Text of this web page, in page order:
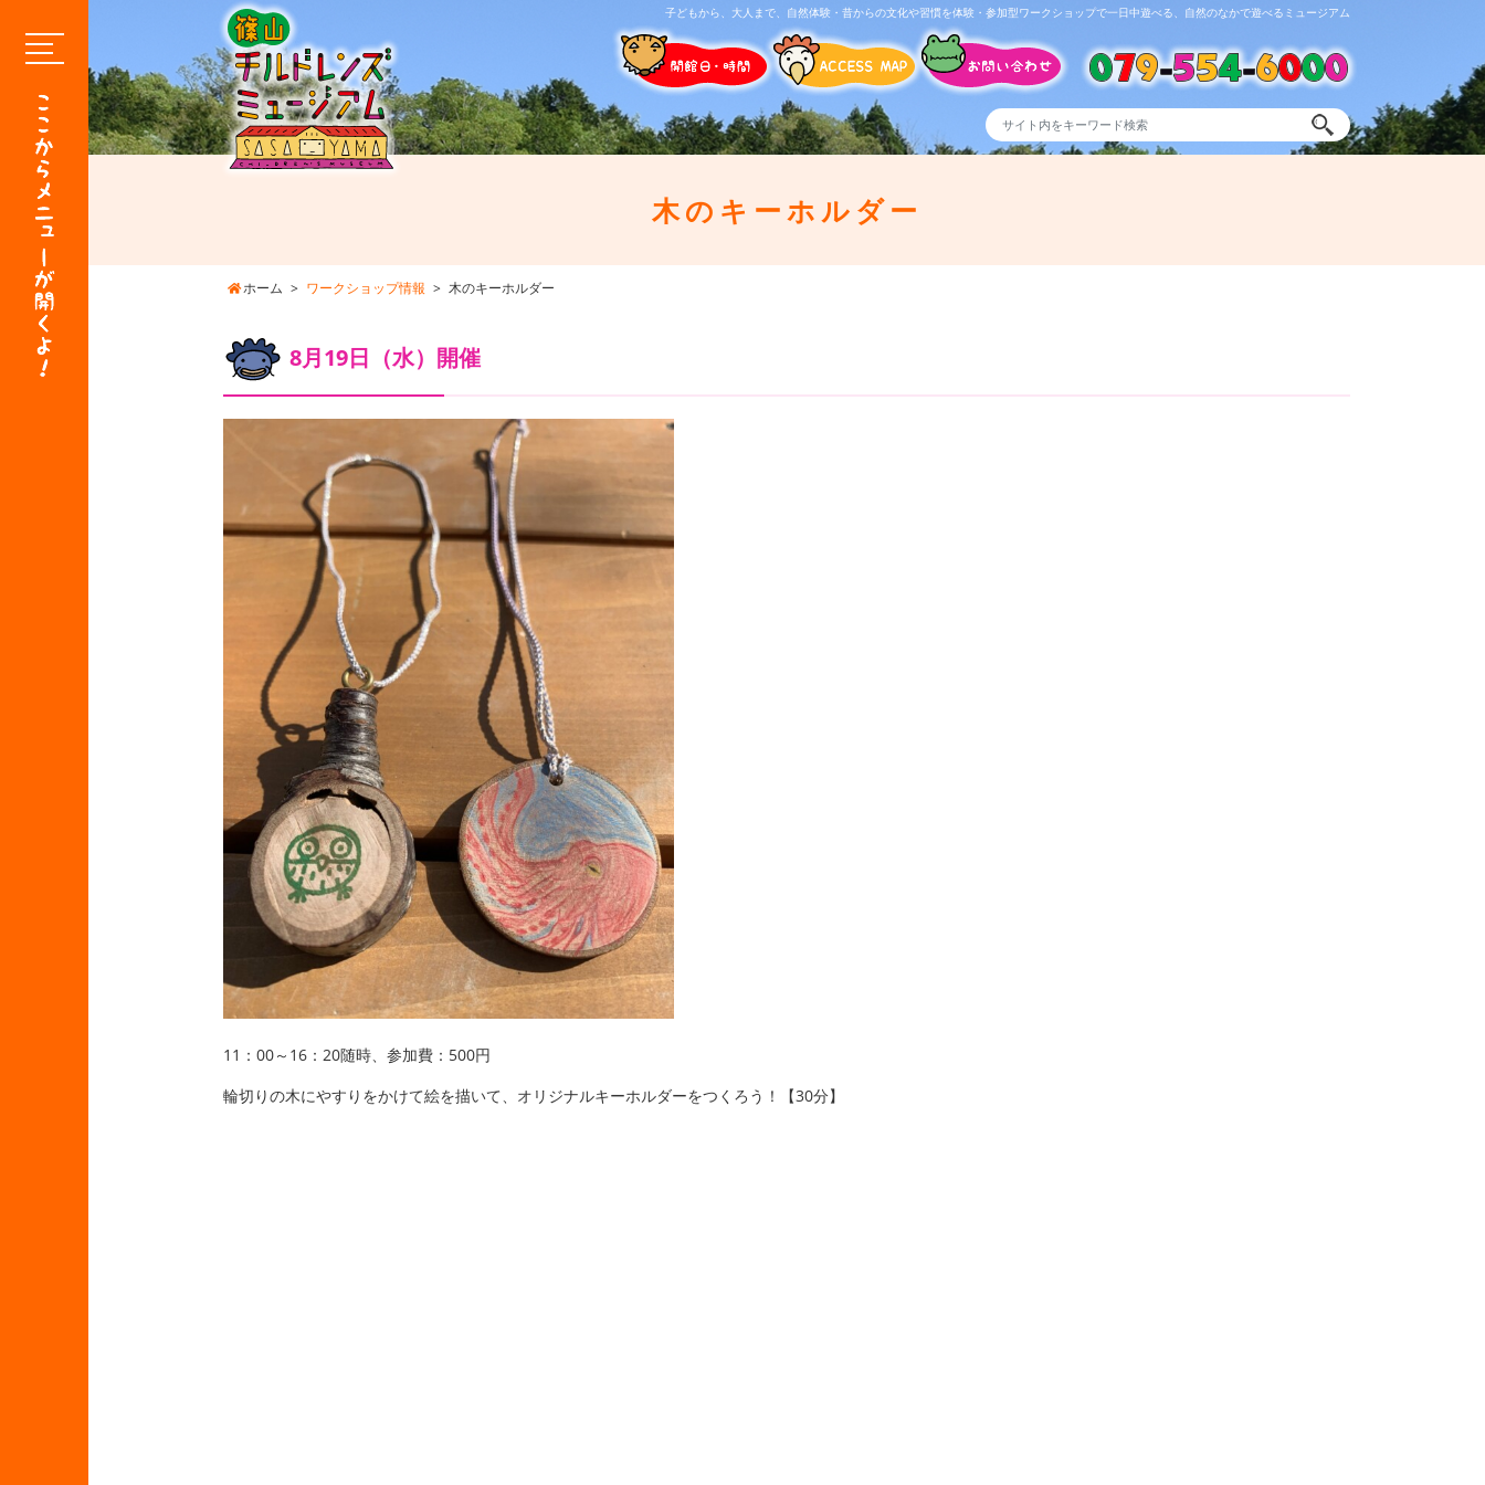
子どもから、大人まで、自然体験・昔からの文化や習慣を体験・参加型ワークショップで一日中遊べる、自然のなかで遊べるミュージアム
木のキーホルダー
ホーム ワークショップ情報 木のキーホルダー
8月19日（水）開催
11：00～16：20随時、参加費：500円
輪切りの木にやすりをかけて絵を描いて、オリジナルキーホルダーをつくろう！【30分】